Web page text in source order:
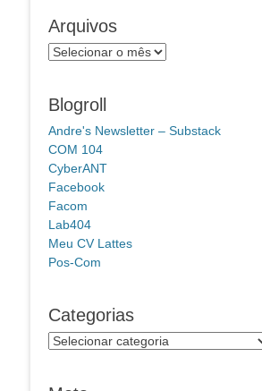
Arquivos
Arquivos
Blogroll
Andre's Newsletter – Substack
COM 104
CyberANT
Facebook
Facom
Lab404
Meu CV Lattes
Pos-Com
Categorias
Categorias